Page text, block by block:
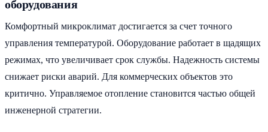
оборудования
Комфортный микроклимат достигается за счет точного
управления температурой. Оборудование работает в щадящих
режимах, что увеличивает срок службы. Надежность системы
снижает риски аварий. Для коммерческих объектов это
критично. Управляемое отопление становится частью общей
инженерной стратегии.